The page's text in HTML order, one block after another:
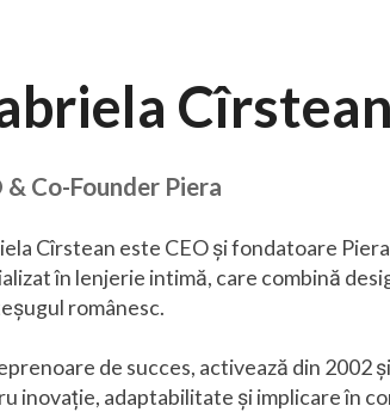
Cîrstean
& Co-Founder Piera
Cîrstean este CEO și fondatoare
în lenjerie intimă, care combină
românesc.
de succes, activează din 2002
inovație, adaptabilitate și implicare în